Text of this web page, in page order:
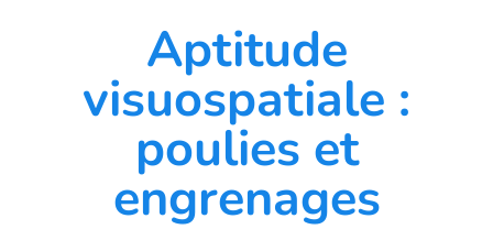
Aptitude
visuospatiale :
poulies et
engrenages